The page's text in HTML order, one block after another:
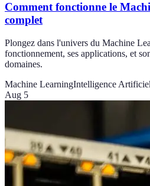
Comment fonctionne le
complet
Plongez dans l'univers du Machine
fonctionnement, ses applications, et
domaines.
Machine LearningIntelligence
Aug 5